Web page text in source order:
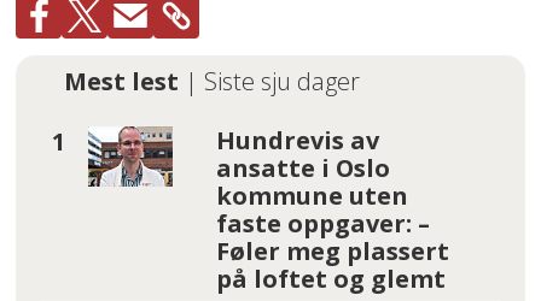
Mest lest | Siste sju dager
Hundrevis av
ansatte i Oslo
kommune uten
faste oppgaver: –
Føler meg plassert
på loftet og glemt